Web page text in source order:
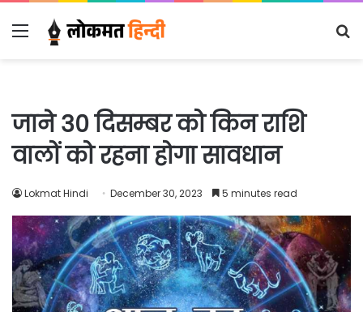
Menu
जाने 30 दिसम्बर को किन राशि
वालों को रहना होगा सावधान
Lokmat Hindi December 30, 2023 5 minutes read